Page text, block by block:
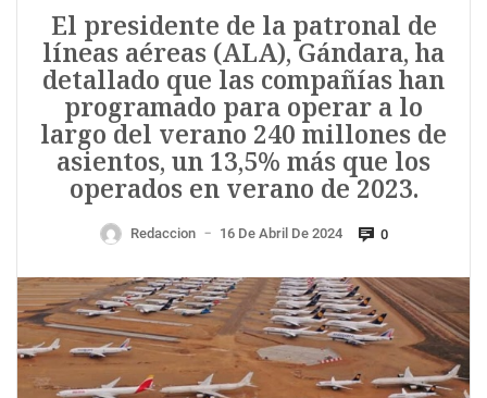
El presidente de la patronal de
líneas aéreas (ALA), Gándara, ha
detallado que las compañías han
programado para operar a lo
largo del verano 240 millones de
asientos, un 13,5% más que los
operados en verano de 2023.
Redaccion — 16 De Abril De 2024 0